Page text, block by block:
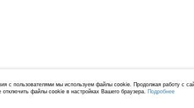
с пользователями мы используем файлы cookie. Продолжая работу с
файлы cookie в настройках Вашего браузера. Подробнее